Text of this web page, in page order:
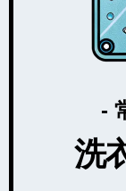
-
洗